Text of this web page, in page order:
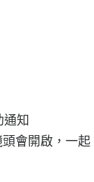
通知
會開啟，一起